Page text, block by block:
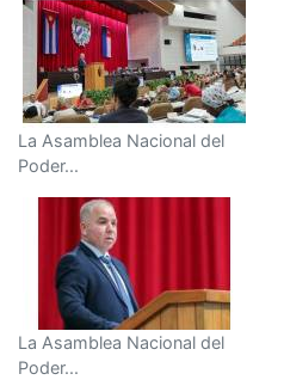
La Asamblea Nacional del
Poder...
La Asamblea Nacional del
Poder...